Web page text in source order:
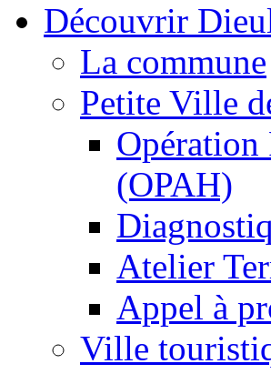
Découvrir
La commune
Petite Ville
Opération
(OPAH)
Atelier
Appel à
Ville